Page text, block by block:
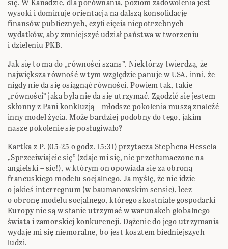
się. W Kanadzie, dla porównania, poziom zadowolenia jest
wysoki i dominuje orientacja na dalszą konsolidację
finansów publicznych, czyli cięcia niepotrzebnych
wydatków, aby zmniejszyć udział państwa w tworzeniu
i dzieleniu PKB.
Jak się to ma do „równości szans”. Niektórzy twierdzą, że
największa równość w tym względzie panuje w USA, inni, że
nigdy nie da się osiągnąć równości. Powiem tak, takie
„równości” jaka była nie da się utrzymać. Zgodzić się jestem
skłonny z Pani konkluzją – młodsze pokolenia muszą znaleźć
inny model życia. Może bardziej podobny do tego, jakim
nasze pokolenie się posługiwało?
Kartka z P. (05-25 o godz. 15:31) przytacza Stephena Hessela
„Sprzeciwiajcie się” (zdaje mi się, nie przetłumaczone na
angielski – sic!), w którym on opowiada się za obroną
francuskiego modelu socjalnego. Ja myślę, że nie idzie
o jakieś interregnum (w baumanowskim sensie), lecz
o obronę modelu socjalnego, którego skostniałe gospodarki
Europy nie są w stanie utrzymać w warunakch globalnego
świata i zamorskiej konkurencji. Dążenie do jego utrzymania
wydaje mi się niemoralne, bo jest kosztem biedniejszych
ludzi.